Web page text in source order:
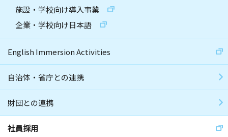
施設・学校向け導入事業
企業・学校向け日本語
English Immersion Activities
自治体・省庁との連携
財団との連携
社員採用